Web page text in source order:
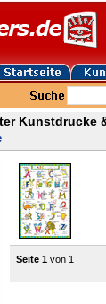
Kunstdrucke
Seite 1 von 1